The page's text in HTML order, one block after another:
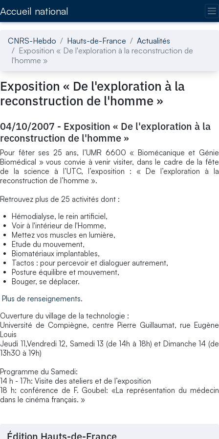
Accueil national
CNRS-Hebdo Hauts-de-France
Actualités
Exposition « De l'exploration à la reconstruction de
l'homme »
Exposition « De l'exploration à la
reconstruction de l'homme »
04/10/2007 - Exposition « De l'exploration à la
reconstruction de l'homme »
Pour fêter ses 25 ans, l’UMR 6600 « Biomécanique et Génie
Biomédical » vous convie à venir visiter, dans le cadre de la fête
de la science à l’UTC, l’exposition : « De l’exploration à la
reconstruction de l’homme ».
Retrouvez plus de 25 activités dont :
Hémodialyse, le rein artificiel,
Voir à l'intérieur de l'Homme,
Mettez vos muscles en lumière,
Etude du mouvement,
Biomatériaux implantables,
Tactos : pour percevoir et dialoguer autrement,
Posture équilibre et mouvement,
Bouger, se déplacer.
Plus de renseignements.
Ouverture du village de la technologie :
Université de Compiègne, centre Pierre Guillaumat, rue Eugène
Louis
Jeudi 11,Vendredi 12, Samedi 13 (de 14h à 18h) et Dimanche 14 (de
13h30 à 19h)
Programme du Samedi:
14 h - 17h: Visite des ateliers et de l’exposition
18 h: conférence de F. Goubel: «La représentation du médecin
dans le cinéma français. »